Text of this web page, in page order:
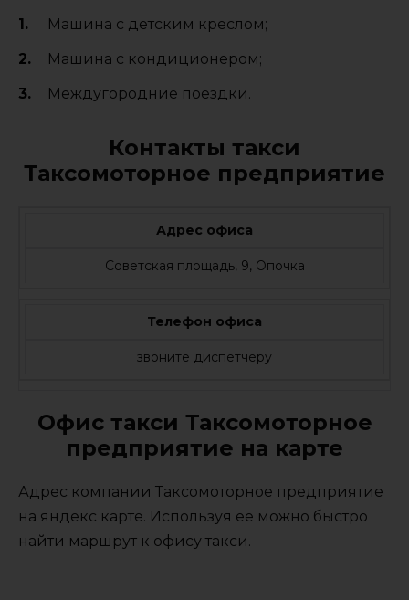
Машина с детским креслом;
Машина с кондиционером;
Междугородние поездки.
Контакты такси
Таксомоторное предприятие
Адрес офиса
Советская площадь, 9, Опочка
Телефон офиса
звоните диспетчеру
Офис такси Таксомоторное
предприятие на карте
Адрес компании Таксомоторное предприятие
на яндекс карте. Используя ее можно быстро
найти маршрут к офису такси.